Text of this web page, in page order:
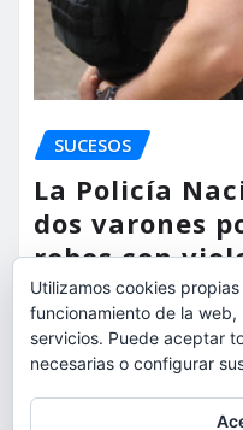
SUCESOS
La Policía
dos varones
robos con
misma
torrent al dia
Utilizamos cookies
funcionamiento de la
servicios. Puede aceptar
necesarias o configurar